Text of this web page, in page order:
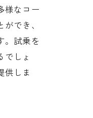
様なコー
でき、
。試乗を
しょ
供しま